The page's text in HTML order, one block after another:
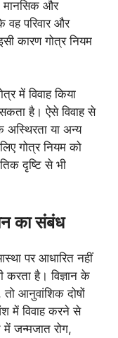
मानसिक और
वह परिवार और
कारण गोत्र नियम
में विवाह किया
है। ऐसे विवाह से
अस्थिरता या अन्य
गोत्र नियम को
दृष्टि से भी
का संबंध
पर आधारित नहीं
करता है। विज्ञान के
तो आनुवांशिक दोषों
में विवाह करने से
जन्मजात रोग,